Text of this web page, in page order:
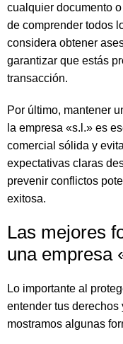
cualquier documento
de comprender todos
considera obtener
garantizar que estás
transacción.
Por último, mantener
la empresa «s.l.» es
comercial sólida y
expectativas claras
prevenir conflictos
exitosa.
Las mejores
una empresa
Lo importante al
entender tus
mostramos algunas